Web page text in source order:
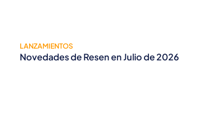
LANZAMIENTOS
Novedades de Resen en Julio de 2026